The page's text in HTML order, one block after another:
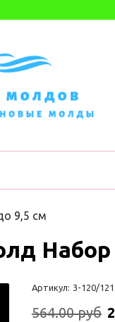
9,5 см
Набор
Артикул: 3-120/121
564.00 руб